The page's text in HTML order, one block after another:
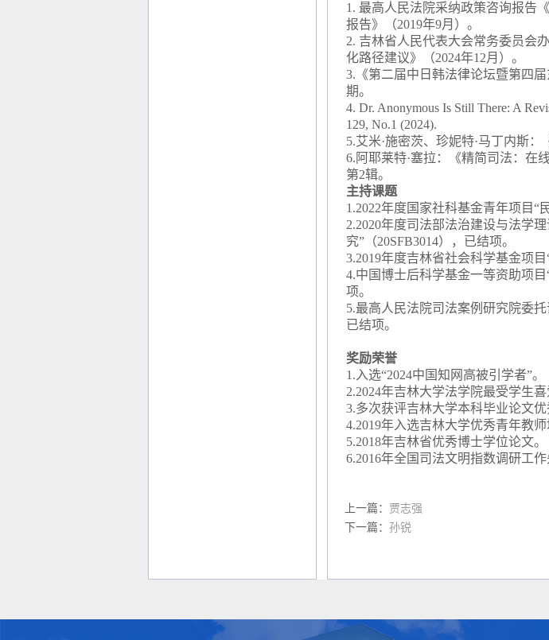
1. 最高人民法院采纳政策咨询报告
报告》（2019年9月）。
2. 吉林省人民代表大会常务委员会
化路径建议》（2024年12月）。
3. 《第二届中日韩法律论坛暨第四
期。
4. Dr. Anonymous Is Still There: A
129, No.1 (2024).
5.艾米·施密茨、珍妮特·马丁内斯：
6. 阿耶莱特·塞拉：《精简司法：在
第2辑。
主持课题
1 .2022年度国家社科基金青年项目 “
2.2020年度司法部法治建设与法学
究”（20SFB3014），已结项。
3.2019年度吉林省社会科学基金项目
4.中国博士后科学基金一等资助项目
项。
5.最高人民法院司法案例研究院委
已结项。
奖励荣誉
1. 入选“2024中国知网高被引学者”。
2.2024年吉林大学法学院最受学生喜
3.多次获评吉林大学本科毕业论文优
4.2019年入选吉林大学优秀青年教师
5.2018年吉林省优秀博士学位论文。
6.2016年全国司法文明指数调研工作
上一篇： 贾志强
下一篇： 孙锐